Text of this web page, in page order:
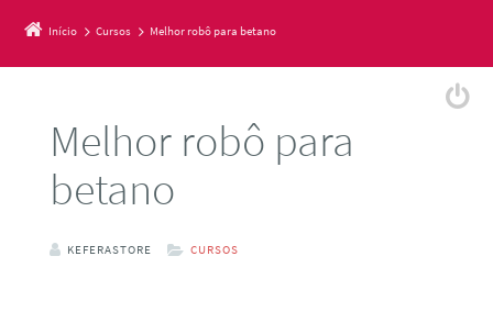
Início Cursos Melhor robô para betano
Melhor robô para
betano
KEFERASTORE CURSOS